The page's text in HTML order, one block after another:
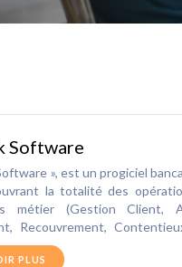
Software
», est un progiciel
la totalité des
métier (Gestion Client,
Recouvrement,
et Reporting
les plus Exigeants.
PLUS